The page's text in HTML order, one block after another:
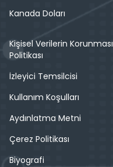
Kanada Doları
Kişisel Verilerin Korunması
Politikası
İzleyici Temsilcisi
Kullanım Koşulları
Aydınlatma Metni
Çerez Politikası
Biyografi